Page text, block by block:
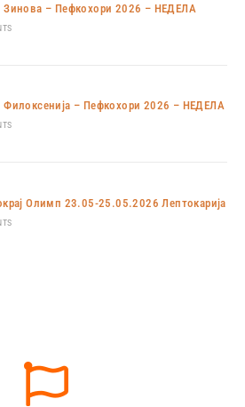
Зинова – Пефкохори 2026 – НЕДЕЛА
Филоксенија – Пефкохори 2026 – НЕДЕЛА
Олимп 23.05-25.05.2026 Лептокарија